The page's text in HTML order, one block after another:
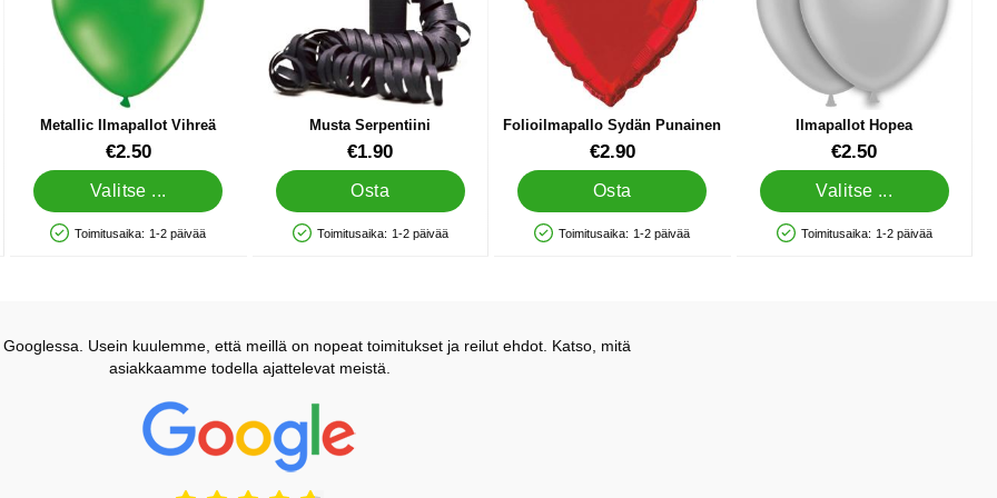
Metallic Ilmapallot Vihreä
Tuote.nro 10464€2.50
Valitse ...
Saatavuus: Varastossa
Toimitusaika: 1-2 päivää
Musta Serpentiini
Tuote.nro 12801€1.90
Osta
Saatavuus: Varastossa
Toimitusaika: 1-2 päivää
Folioilmapallo Sydän Punainen
Tuote.nro 5752€2.90
Osta
Saatavuus: Varastossa
Toimitusaika: 1-2 päivää
Ilmapallot Hopea
Tuote.nro 5021€2.50
Valitse ...
Saatavuus: Varastossa
Toimitusaika: 1-2 päivää
Usein kuulemme, että meillä on nopeat toimitukset ja reilut ehdot. Katso, mitä
asiakkaamme todella ajattelevat meistä.
Prisjakt Arvostelu: 4.7 Tähdet